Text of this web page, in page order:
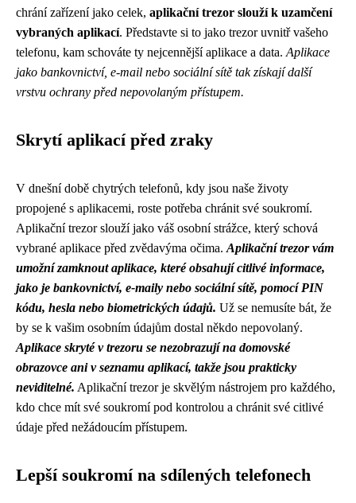
chrání zařízení jako celek, aplikační trezor slouží k uzamčení
vybraných aplikací. Představte si to jako trezor uvnitř vašeho
telefonu, kam schováte ty nejcennější aplikace a data. Aplikace
jako bankovnictví, e-mail nebo sociální sítě tak získají další
vrstvu ochrany před nepovolaným přístupem.
Skrytí aplikací před zraky
V dnešní době chytrých telefonů, kdy jsou naše životy
propojené s aplikacemi, roste potřeba chránit své soukromí.
Aplikační trezor slouží jako váš osobní strážce, který schová
vybrané aplikace před zvědavýma očima. Aplikační trezor vám
umožní zamknout aplikace, které obsahují citlivé informace,
jako je bankovnictví, e-maily nebo sociální sítě, pomocí PIN
kódu, hesla nebo biometrických údajů. Už se nemusíte bát, že
by se k vašim osobním údajům dostal někdo nepovolaný.
Aplikace skryté v trezoru se nezobrazují na domovské
obrazovce ani v seznamu aplikací, takže jsou prakticky
neviditelné. Aplikační trezor je skvělým nástrojem pro každého,
kdo chce mít své soukromí pod kontrolou a chránit své citlivé
údaje před nežádoucím přístupem.
Lepší soukromí na sdílených telefonech